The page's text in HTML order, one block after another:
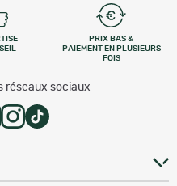
PRIX BAS &
PAIEMENT EN PLUSIEURS
FOIS
réseaux sociaux